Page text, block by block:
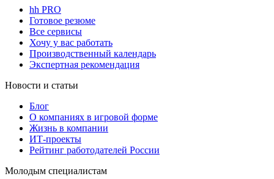
hh PRO
Готовое резюме
Все сервисы
Хочу у вас работать
Производственный календарь
Экспертная рекомендация
Новости и статьи
Блог
О компаниях в игровой форме
Жизнь в компании
ИТ-проекты
Рейтинг работодателей России
Молодым специалистам